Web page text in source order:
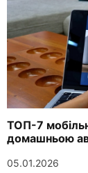
ТОП-7
домашньою
05.01.2026